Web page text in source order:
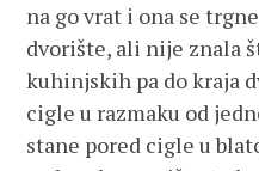
na go vrat i ona se
dvorište, ali nije znala
kuhinjskih pa do kraja
cigle u razmaku od
stane pored cigle u